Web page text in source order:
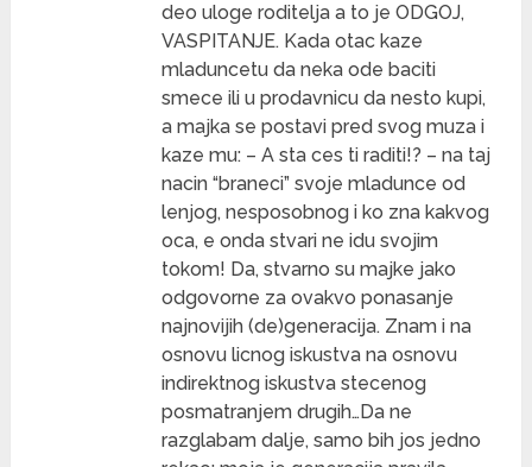
deo uloge roditelja a to je ODGOJ,
VASPITANJE. Kada otac kaze
mladuncetu da neka ode baciti
smece ili u prodavnicu da nesto kupi,
a majka se postavi pred svog muza i
kaze mu: – A sta ces ti raditi!? – na taj
nacin “braneci” svoje mladunce od
lenjog, nesposobnog i ko zna kakvog
oca, e onda stvari ne idu svojim
tokom! Da, stvarno su majke jako
odgovorne za ovakvo ponasanje
najnovijih (de)generacija. Znam i na
osnovu licnog iskustva na osnovu
indirektnog iskustva stecenog
posmatranjem drugih…Da ne
razglabam dalje, samo bih jos jedno